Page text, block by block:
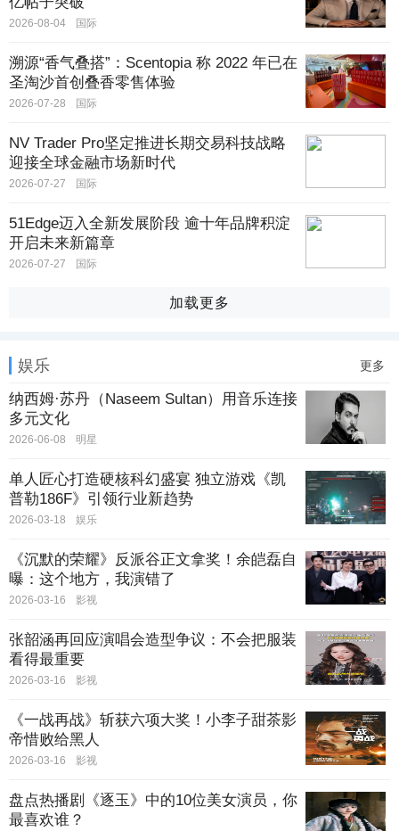
2026-08-04 国际
溯源“香气叠搭”：Scentopia 称 2022 年已在
圣淘沙首创叠香零售体验
2026-07-28 国际
NV Trader Pro坚定推进长期交易科技战略
迎接全球金融市场新时代
2026-07-27 国际
51Edge迈入全新发展阶段 逾十年品牌积淀
开启未来新篇章
2026-07-27 国际
加载更多
娱乐 更多
纳西姆·苏丹（Naseem Sultan）用音乐连接
多元文化
2026-06-08 明星
单人匠心打造硬核科幻盛宴 独立游戏《凯
普勒186F》引领行业新趋势
2026-03-18 娱乐
《沉默的荣耀》反派谷正文拿奖！余皑磊自
曝：这个地方，我演错了
2026-03-16 影视
张韶涵再回应演唱会造型争议：不会把服装
看得最重要
2026-03-16 影视
《一战再战》斩获六项大奖！小李子甜茶影
帝惜败给黑人
2026-03-16 影视
盘点热播剧《逐玉》中的10位美女演员，你
最喜欢谁？